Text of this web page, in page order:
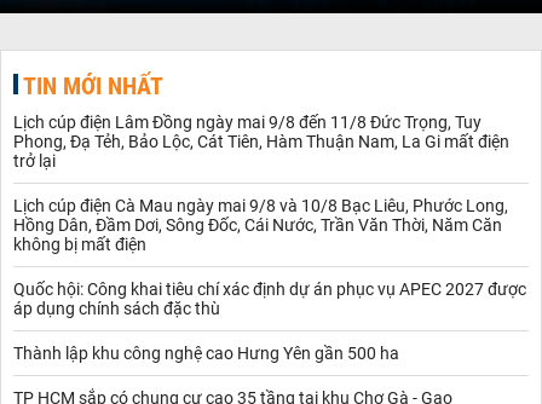
TIN MỚI NHẤT
Lịch cúp điện Lâm Đồng ngày mai 9/8 đến 11/8 Đức Trọng, Tuy
Phong, Đạ Tẻh, Bảo Lộc, Cát Tiên, Hàm Thuận Nam, La Gi mất điện
trở lại
Lịch cúp điện Cà Mau ngày mai 9/8 và 10/8 Bạc Liêu, Phước Long,
Hồng Dân, Đầm Dơi, Sông Đốc, Cái Nước, Trần Văn Thời, Năm Căn
không bị mất điện
Quốc hội: Công khai tiêu chí xác định dự án phục vụ APEC 2027 được
áp dụng chính sách đặc thù
Thành lập khu công nghệ cao Hưng Yên gần 500 ha
TP HCM sắp có chung cư cao 35 tầng tại khu Chợ Gà - Gạo